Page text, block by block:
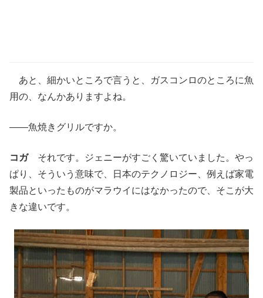
あと、細かいところで言うと、ガスコンロのところに魚
用の、なんかありますよね。
――魚焼きグリルですか。
コガそれです。ジェニーがすごく驚いていました。やっ
ぱり、そういう意味で、日本のテクノロジー、例えば家電
製品といったものがマラウイにはなかったので、そこが大
きな違いです。